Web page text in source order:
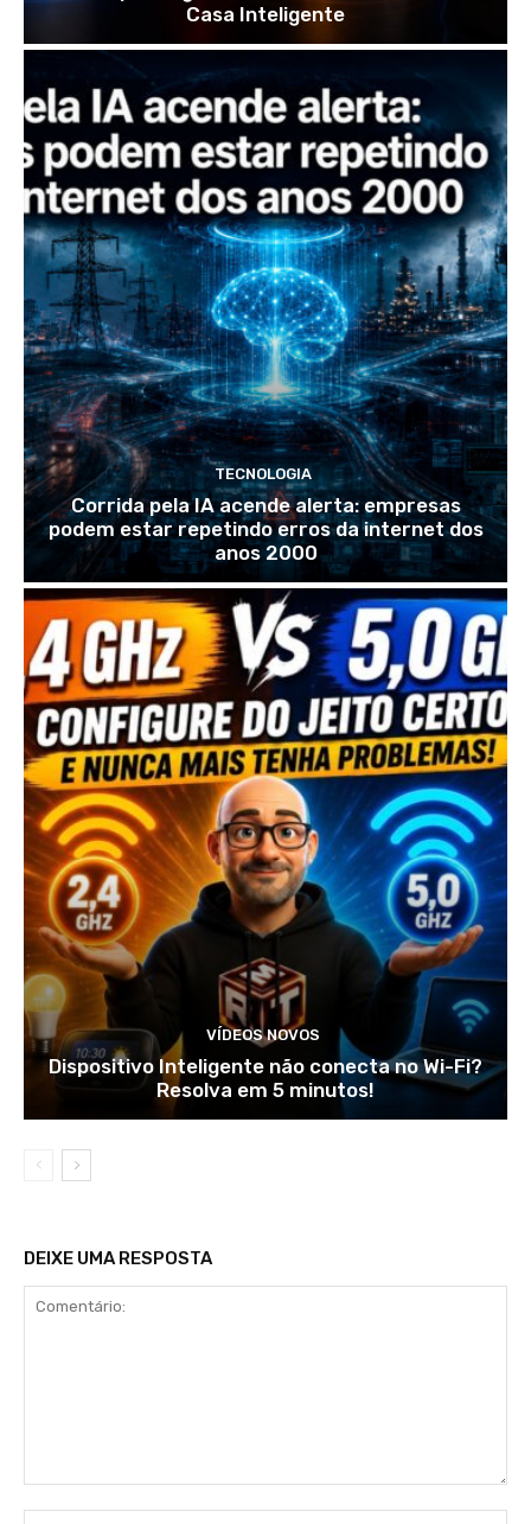
Casa Inteligente
TECNOLOGIA
Corrida pela IA acende alerta: empresas
podem estar repetindo erros da internet dos
anos 2000
VÍDEOS NOVOS
Dispositivo Inteligente não conecta no Wi-Fi?
Resolva em 5 minutos!
DEIXE UMA RESPOSTA